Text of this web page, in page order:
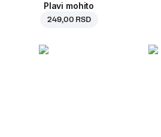
Plavi mohito
249,00 RSD